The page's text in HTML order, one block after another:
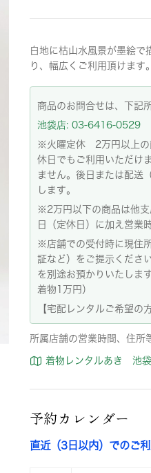
白地に枯山水風景が墨絵で
り、幅広くご利用頂けま
商品のお問合せは、下記
池袋店: 03-6416-0529
※火曜定休 2万円以上の
休日でもご利用いただけ
ません。後日または配送
します。
※2万円以下の商品は他
日（定休日）に加え営業
※店舗での受付時に現住
証など）をご提示くださ
を別途お預かりいたしま
着物1万円）
【宅配レンタルご希望の方
所属店舗の営業時間、住所
着物レンタルあき 池
予約カレンダー
直近（3日以内）でのご